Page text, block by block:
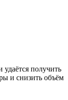
получить
и снизить объём